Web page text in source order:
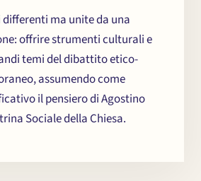
ma unite da una
offrire strumenti culturali e
temi del dibattito etico-
assumendo come
il pensiero di Agostino
Sociale della Chiesa.